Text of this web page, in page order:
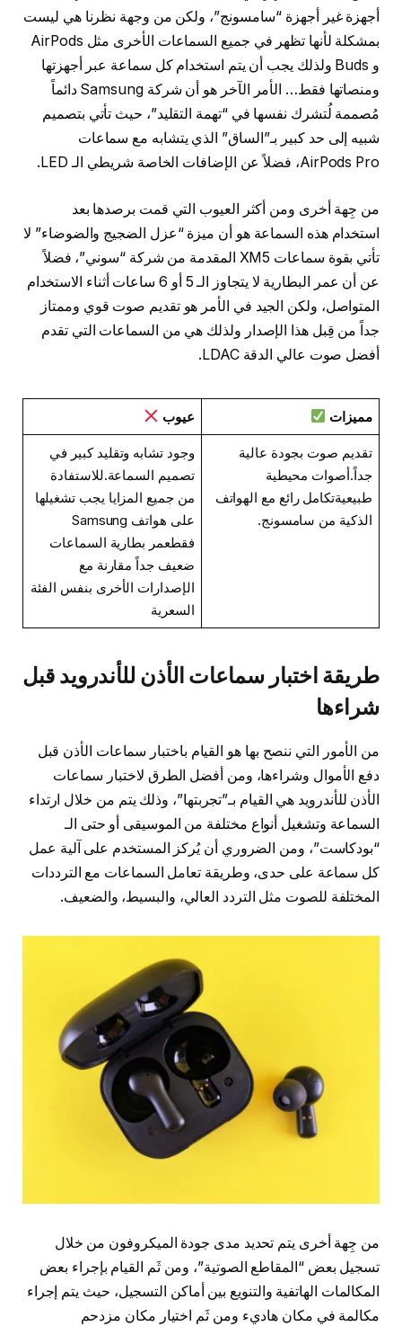
أجهزة غير أجهزة “سامسونج”، ولكن من وجهة نظرنا هي ليست
بمشكلة لأنها تظهر في جميع السماعات الأخرى مثل AirPods
و Buds ولذلك يجب أن يتم استخدام كل سماعة عبر أجهزتها
ومنصاتها فقط… الأمر الآخر هو أن شركة Samsung دائماً
مُصممة لُتشرك نفسها في “تهمة التقليد”، حيث تأتي بتصميم
شبيه إلى حد كبير بـ”الساق” الذي يتشابه مع سماعات
AirPods Pro، فضلاً عن الإضافات الخاصة شريطي الـ LED.
من جِهة أخرى ومن أكثر العيوب التي قمت برصدها بعد
استخدام هذه السماعة هو أن ميزة “عزل الضجيج والضوضاء” لا
تأتي بقوة سماعات XM5 المقدمة من شركة “سوني”، فضلاً
عن أن عمر البطارية لا يتجاوز الـ 5 أو 6 ساعات أثناء الاستخدام
المتواصل، ولكن الجيد في الأمر هو تقديم صوت قوي وممتاز
جداً من قِبل هذا الإصدار ولذلك هي من السماعات التي تقدم
أفضل صوت عالي الدقة LDAC.
مميزات عيوب
تقديم صوت بجودة عالية
جداً.أصوات محيطية
طبيعيةتكامل رائع مع الهواتف
الذكية من سامسونج.
وجود تشابه وتقليد كبير في
تصميم السماعة.للاستفادة
من جميع المزايا يجب تشغيلها
على هواتف Samsung
فقطعمر بطارية السماعات
ضعيف جداً مقارنة مع
الإصدارات الأخرى بنفس الفئة
السعرية
طريقة اختبار سماعات الأذن للأندرويد قبل
شراءها
من الأمور التي ننصح بها هو القيام باختبار سماعات الأذن قبل
دفع الأموال وشراءها، ومن أفضل الطرق لاختبار سماعات
الأذن للأندرويد هي القيام بـ”تجربتها”، وذلك يتم من خلال ارتداء
السماعة وتشغيل أنواع مختلفة من الموسيقى أو حتى الـ
“بودكاست”، ومن الضروري أن يُركز المستخدم على آلية عمل
كل سماعة على حدى، وطريقة تعامل السماعات مع الترددات
المختلفة للصوت مثل التردد العالي، والبسيط، والضعيف.
من جِهة أخرى يتم تحديد مدى جودة الميكروفون من خلال
تسجيل بعض “المقاطع الصوتية”، ومن ثَم القيام بإجراء بعض
المكالمات الهاتفية والتنويع بين أماكن التسجيل، حيث يتم إجراء
مكالمة في مكان هاديء ومن ثَم اختيار مكان مزدحم